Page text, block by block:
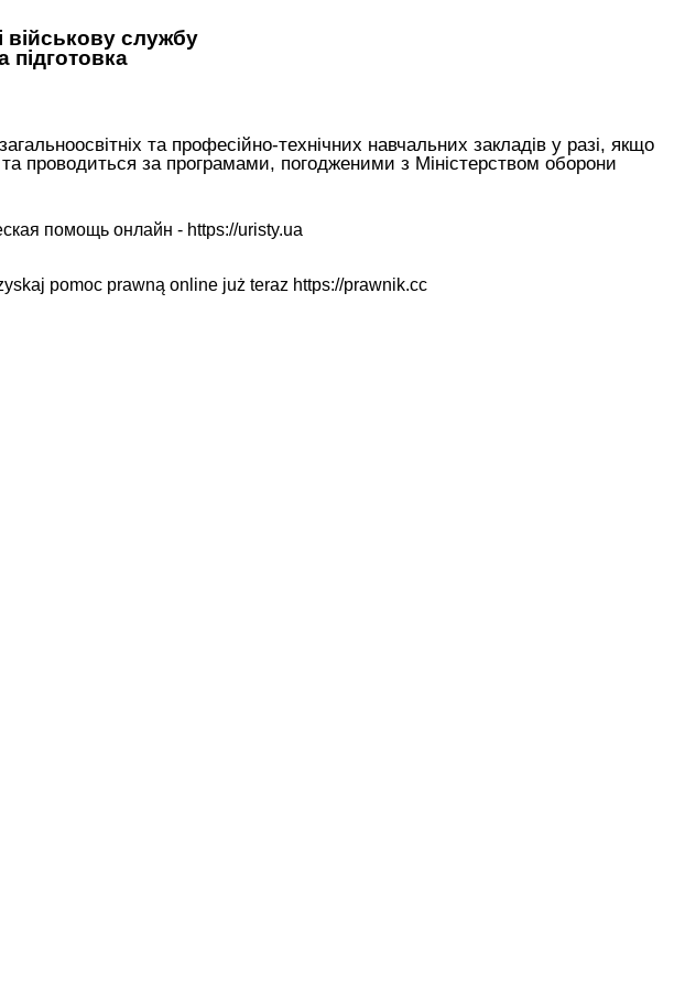
військову службу
підготовка
та професійно-технічних навчальних закладів у разі, якщо
та проводиться за програмами, погодженими з Міністерством оборони
помощь онлайн - https://uristy.ua
pomoc prawną online już teraz https://prawnik.cc